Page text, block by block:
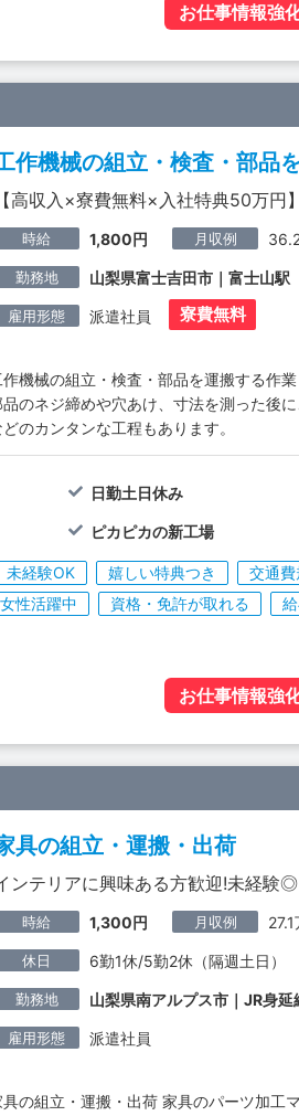
お仕事情報強
作機械の組立・検査・部品
【高収入×寮費無料×入社特典50万円
時給 1,800円 月収例
勤務地 山梨県富士吉田市｜富士山駅
雇用形態 派遣社員 寮費無料
作機械の組立・検査・部品を運搬する作
品のネジ締めや穴あけ、寸法を測った後
どのカンタンな工程もあります。
日勤土日休み
ピカピカの新工場
未経験OK 嬉しい特典つき 交通
女性活躍中 資格・免許が取れる
お仕事情報強
具の組立・運搬・出荷
ンテリアに興味ある方歓迎!未経験◎
時給 1,300円 月収例
休日 6勤1休/5勤2休（隔週土日）
勤務地 山梨県南アルプス市｜JR身
雇用形態 派遣社員
具の組立・運搬・出荷 家具のパーツ加工